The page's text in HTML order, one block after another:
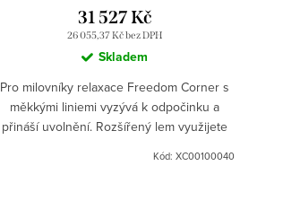
26 055,37 Kč bez DPH
31 527 Kč
Skladem
Pro milovníky relaxace Freedom Corner s
měkkými liniemi vyzývá k odpočinku a
přináší uvolnění. Rozšířený lem využijete
Kód: XC00100040